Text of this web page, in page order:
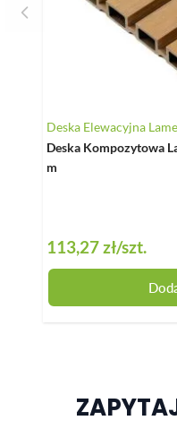
Deska Elewacyjna
Deska Kompozytowa
m
113,27 zł/szt.